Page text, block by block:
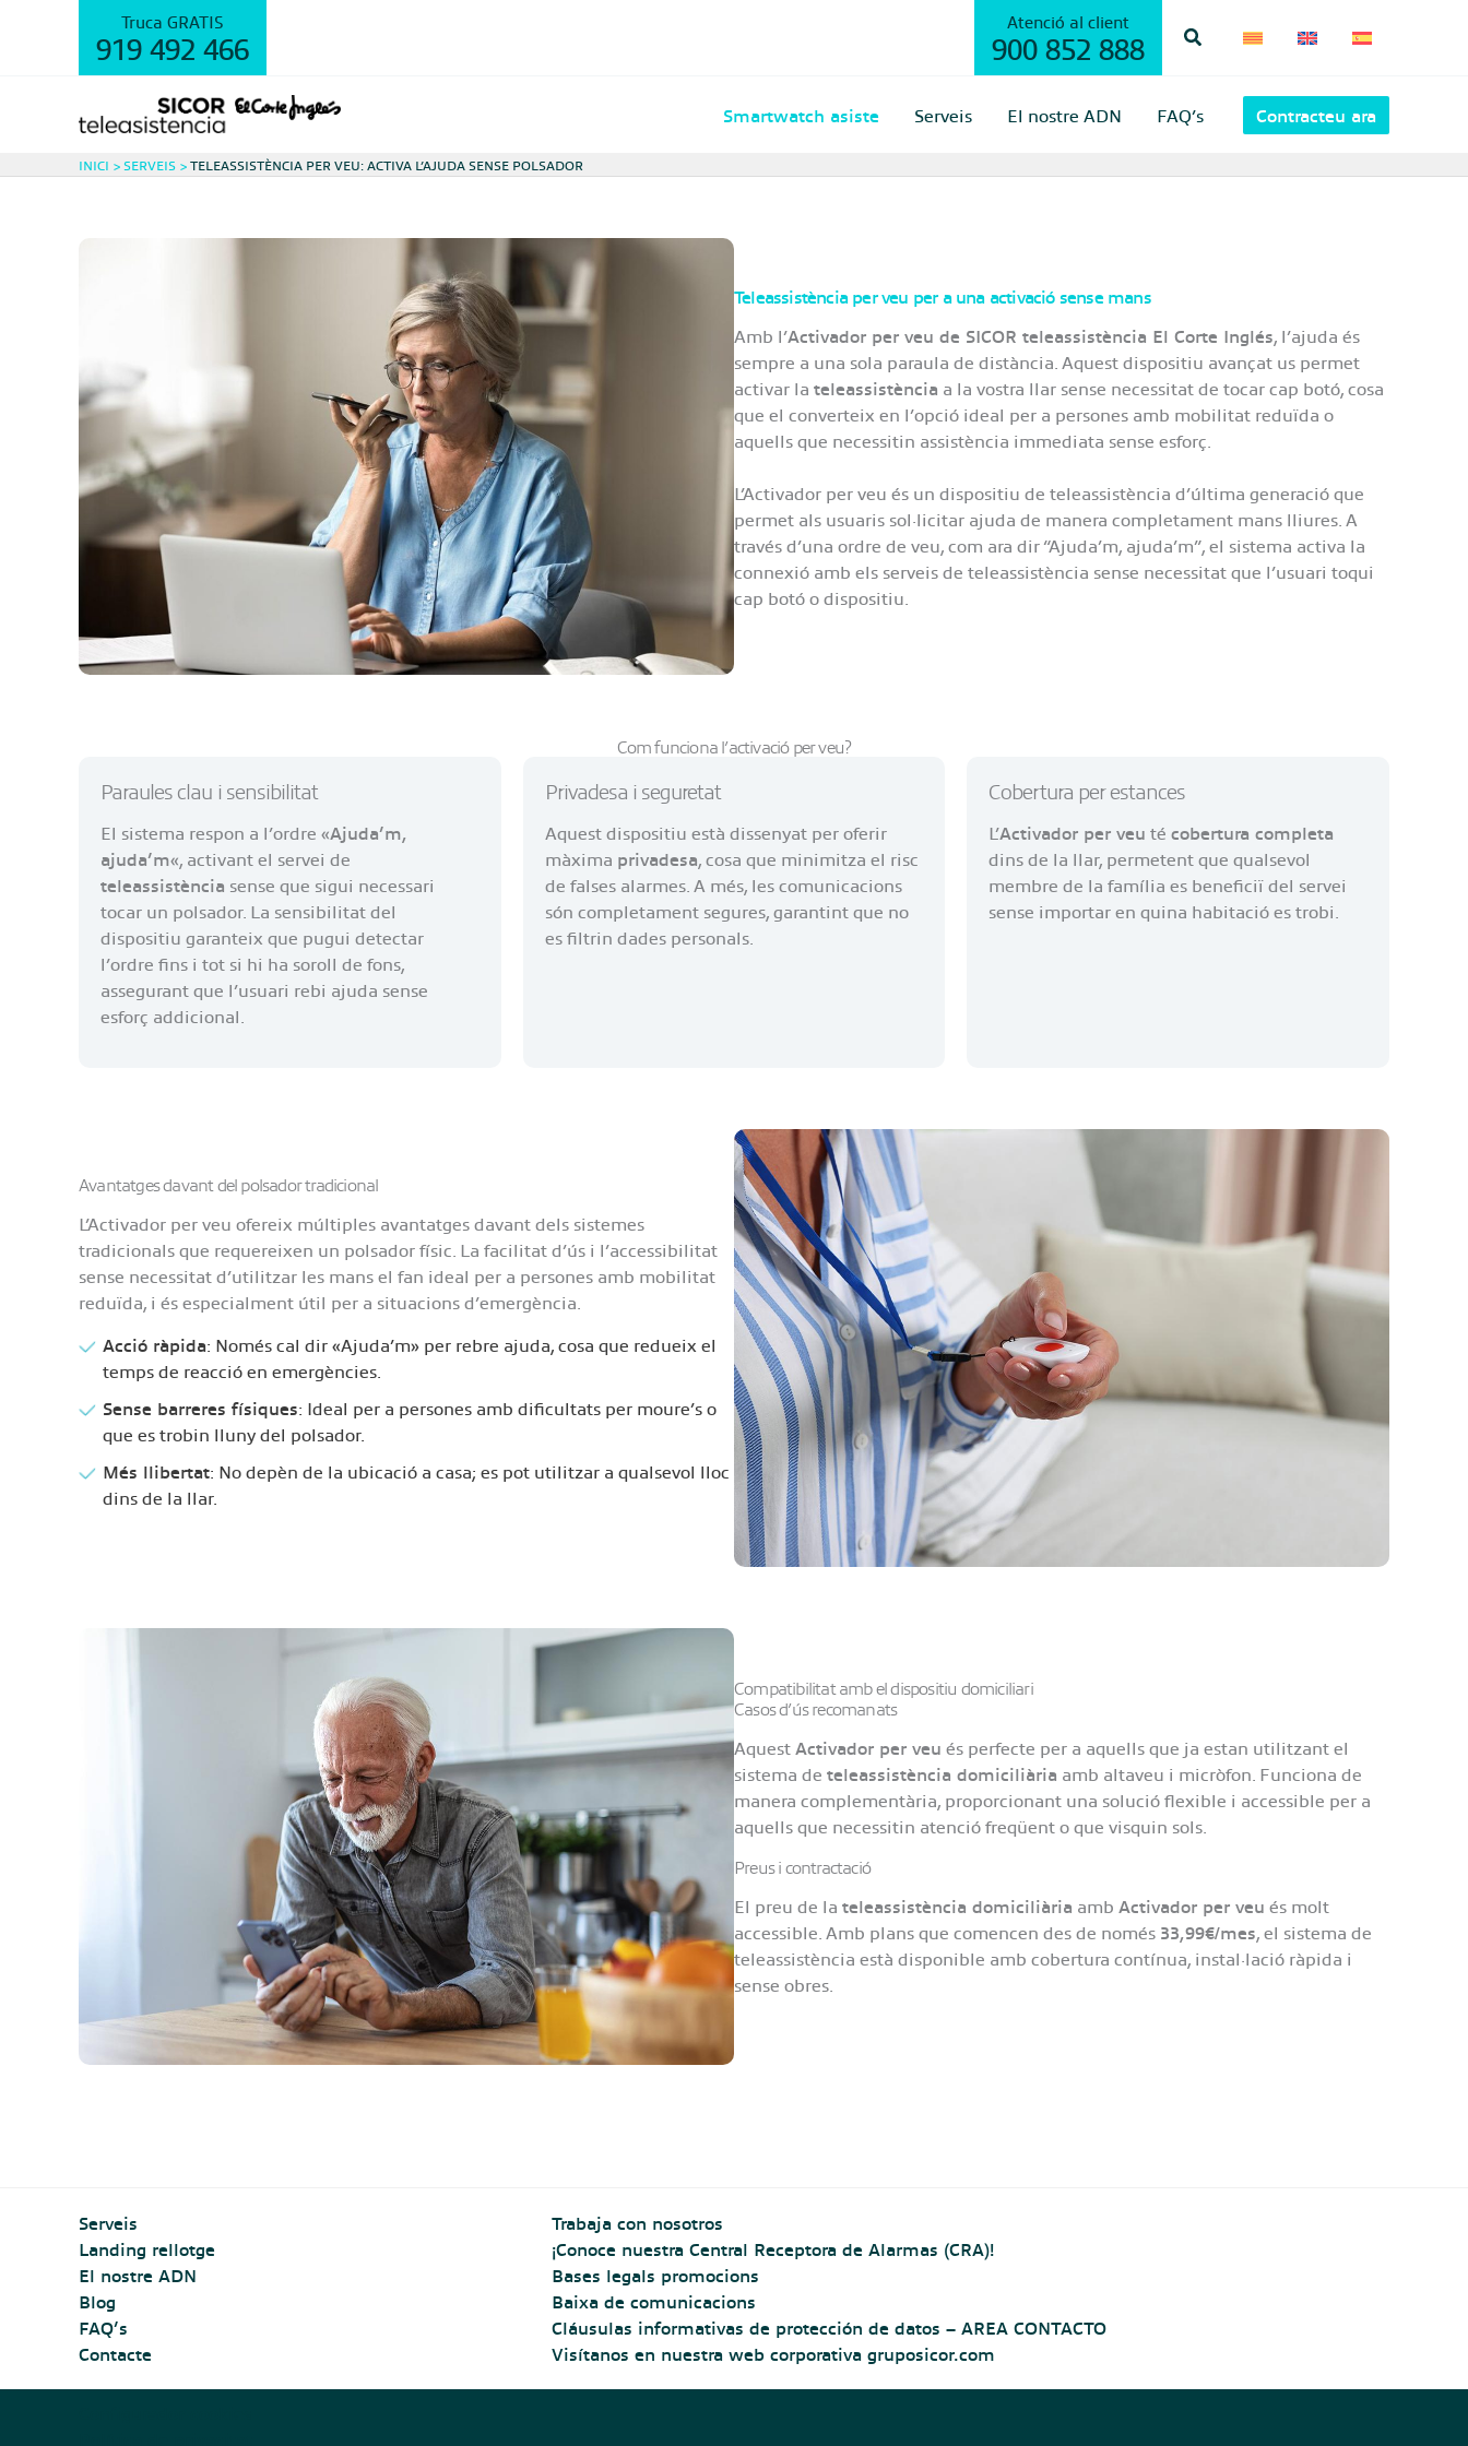
Truca GRATIS
919 492 466
Atenció al client
900 852 888 Cerca
Smartwatch asiste Serveis El nostre ADN FAQ’s Contracteu ara
INICI SERVEIS TELEASSISTÈNCIA PER VEU: ACTIVA L’AJUDA SENSE POLSADOR
Teleassistència per veu per a una activació sense mans
Amb l’Activador per veu de SICOR teleassistència El Corte Inglés, l’ajuda és
sempre a una sola paraula de distància. Aquest dispositiu avançat us permet
activar la teleassistència a la vostra llar sense necessitat de tocar cap botó, cosa
que el converteix en l’opció ideal per a persones amb mobilitat reduïda o
aquells que necessitin assistència immediata sense esforç.
L’Activador per veu és un dispositiu de teleassistència d’última generació que
permet als usuaris sol·licitar ajuda de manera completament mans lliures. A
través d’una ordre de veu, com ara dir “Ajuda’m, ajuda’m”, el sistema activa la
connexió amb els serveis de teleassistència sense necessitat que l’usuari toqui
cap botó o dispositiu.
Com funciona l’activació per veu?
Paraules clau i sensibilitat
El sistema respon a l’ordre «Ajuda’m,
ajuda’m«, activant el servei de
teleassistència sense que sigui necessari
tocar un polsador. La sensibilitat del
dispositiu garanteix que pugui detectar
l’ordre fins i tot si hi ha soroll de fons,
assegurant que l’usuari rebi ajuda sense
esforç addicional.
Privadesa i seguretat
Aquest dispositiu està dissenyat per oferir
màxima privadesa, cosa que minimitza el risc
de falses alarmes. A més, les comunicacions
són completament segures, garantint que no
es filtrin dades personals.
Cobertura per estances
L’Activador per veu técobertura completa
dins de la llar, permetent que qualsevol
membre de la família es beneficiï del servei
sense importar en quina habitació es trobi.
Avantatges davant del polsador tradicional
L’Activador per veu ofereix múltiples avantatges davant dels sistemes
tradicionals que requereixen un polsador físic. La facilitat d’ús i l’accessibilitat
sense necessitat d’utilitzar les mans el fan ideal per a persones amb mobilitat
reduïda, i és especialment útil per a situacions d’emergència.
Acció ràpida: Només cal dir «Ajuda’m» per rebre ajuda, cosa que redueix el
temps de reacció en emergències.
Sense barreres físiques: Ideal per a persones amb dificultats per moure’s o
que es trobin lluny del polsador.
Més llibertat: No depèn de la ubicació a casa; es pot utilitzar a qualsevol lloc
dins de la llar.
Compatibilitat amb el dispositiu domiciliari
Casos d’ús recomanats
AquestActivador per veu és perfecte per a aquells que ja estan utilitzant el
sistema de teleassistència domiciliària amb altaveu i micròfon. Funciona de
manera complementària, proporcionant una solució flexible i accessible per a
aquells que necessitin atenció freqüent o que visquin sols.
Preus i contractació
El preu de la teleassistència domiciliària amb Activador per veu és molt
accessible. Amb plans que comencen des de només 33,99€/mes, el sistema de
teleassistència està disponible amb cobertura contínua, instal·lació ràpida i
sense obres.
Serveis
Landing rellotge
El nostre ADN
Blog
FAQ’s
Contacte
Trabaja con nosotros
¡Conoce nuestra Central Receptora de Alarmas (CRA)!
Bases legals promocions
Baixa de comunicacions
Cláusulas informativas de protección de datos – AREA CONTACTO
Visítanos en nuestra web corporativa gruposicor.com